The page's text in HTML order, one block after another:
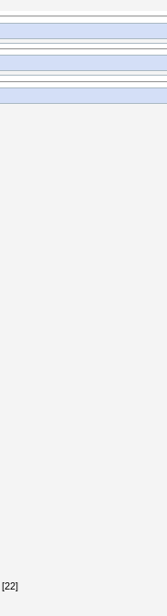
[22]